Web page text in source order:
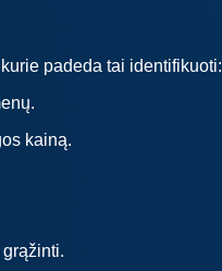
padeda tai identifikuoti:
kainą.